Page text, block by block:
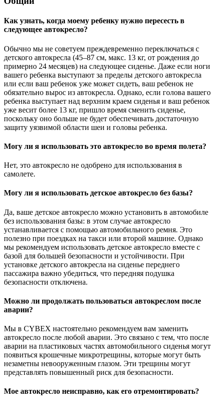
Как узнать, когда моему ребенку нужно пересесть в
следующее автокресло?
Обычно мы не советуем преждевременно переключаться с
детского автокресла (45–87 см, макс. 13 кг, от рождения до
примерно 24 месяцев) на следующее сиденье. Даже если ноги
вашего ребенка выступают за пределы детского автокресла
или если ваш ребенок уже может сидеть, ваш ребенок не
обязательно вырос из автокресла. Однако, если голова вашего
ребенка выступает над верхним краем сиденья и ваш ребенок
уже весит более 13 кг, пришло время сменить сиденье,
поскольку оно больше не будет обеспечивать достаточную
защиту уязвимой области шеи и головы ребенка.
Могу ли я использовать это автокресло во время полета?
Нет, это автокресло не одобрено для использования в
самолете.
Могу ли я использовать детское автокресло без базы?
Да, ваше детское автокресло можно установить в автомобиле
без использования базы: в этом случае автокресло
устанавливается с помощью автомобильного ремня. Это
полезно при поездках на такси или второй машине. Однако
мы рекомендуем использовать детское автокресло вместе с
базой для большей безопасности и устойчивости. При
установке детского автокресла на сиденье переднего
пассажира важно убедиться, что передняя подушка
безопасности отключена.
Можно ли продолжать пользоваться автокреслом после
аварии?
Мы в CYBEX настоятельно рекомендуем вам заменить
автокресло после любой аварии. Это связано с тем, что после
аварии на пластиковых частях автомобильного сиденья могут
появиться крошечные микротрещины, которые могут быть
незаметны невооруженным глазом. Эти трещины могут
представлять повышенный риск для безопасности.
Мое автокресло неисправно, как его отремонтировать?